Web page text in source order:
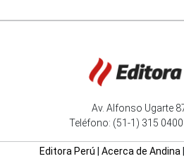
Av. Alfonso Ugarte
Teléfono: (51-1) 315
Editora Perú Acerca de Andina|